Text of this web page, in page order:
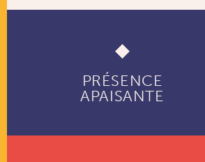
PRÉSENCE
APAISANTE